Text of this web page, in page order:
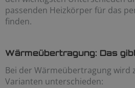
passenden Heizkörper für das
finden.
Wärmeübertragung: Das
Bei der Wärmeübertragung wird
Varianten unterschieden: